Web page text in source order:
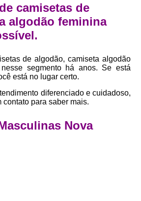
Desenvolvimento
Desenvolvimento de Estampas
Desenvolvimento Estampa de
Empresa Private Label
Private
Private Label para Pequenas
Private Label Roupas
Private Label Roupas Infantil
Private Label Roupas
camisetas de
algodão feminina
de algodão, camiseta algodão
segmento há anos. Se está
está no lugar certo.
diferenciado e cuidadoso,
para saber mais.
Nova